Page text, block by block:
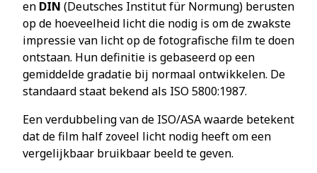
en DIN (Deutsches Institut für Normung) berusten
op de hoeveelheid licht die nodig is om de zwakste
impressie van licht op de fotografischefilmte doen
ontstaan. Hun definitie is gebaseerd op een
gemiddeldegradatie bij normaal ontwikkelen. De
standaard staat bekend als ISO 5800:1987.
Een verdubbeling van de ISO/ASA waarde betekent
dat de film half zoveel licht nodig heeft om een
vergelijkbaar bruikbaar beeld te geven.